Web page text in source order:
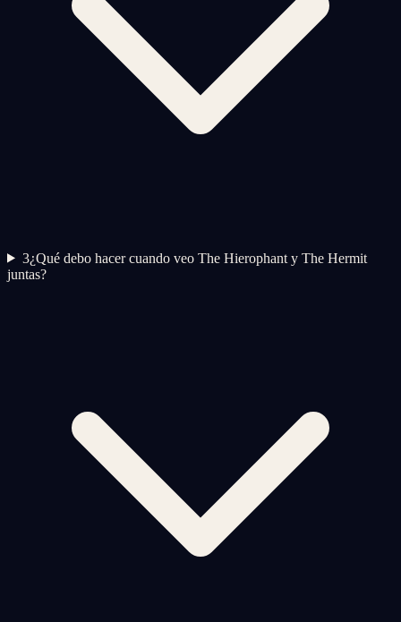
3¿Qué debo hacer cuando veo The Hierophant y The Hermit
juntas?